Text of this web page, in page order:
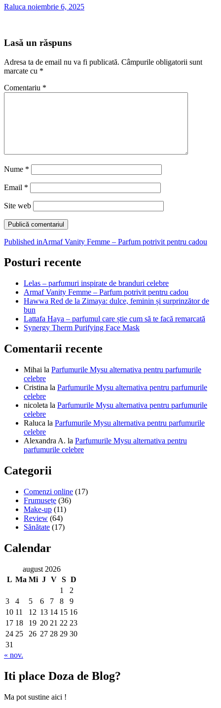
Raluca noiembrie 6, 2025
Lasă un răspuns
Adresa ta de email nu va fi publicată. Câmpurile obligatorii sunt
marcate cu *
Comentariu *
Nume *
Email *
Site web
Navigare
în
articole
Published inArmaf Vanity Femme – Parfum potrivit pentru cadou
Posturi recente
Lelas – parfumuri inspirate de branduri celebre
Armaf Vanity Femme – Parfum potrivit pentru cadou
Hawwa Red de la Zimaya: dulce, feminin și surprinzător de
bun
Lattafa Haya – parfumul care știe cum să te facă remarcată
Synergy Therm Purifying Face Mask
Comentarii recente
Mihai la Parfumurile Mysu alternativa pentru parfumurile
celebre
Cristina la Parfumurile Mysu alternativa pentru parfumurile
celebre
nicoleta la Parfumurile Mysu alternativa pentru parfumurile
celebre
Raluca la Parfumurile Mysu alternativa pentru parfumurile
celebre
Alexandra A. la Parfumurile Mysu alternativa pentru
parfumurile celebre
Categorii
Comenzi online (17)
Frumusețe (36)
Make-up (11)
Review (64)
Sănătate (17)
Calendar
august 2026
L Ma Mi J V S D
1
2
3
4 5 6 7 8
9
10 11 12 13 14 15 16
17 18 19 20 21 22 23
24 25 26 27 28 29 30
31
« nov.
Iti place Doza de Blog?
Ma pot sustine aici !